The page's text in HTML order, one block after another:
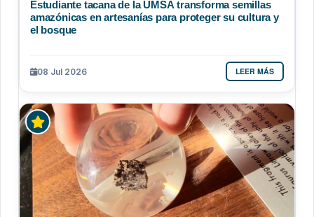
Estudiante tacana de la UMSA transforma semillas
amazónicas en artesanías para proteger su cultura y
el bosque
08 Jul 2026 LEER MÁS